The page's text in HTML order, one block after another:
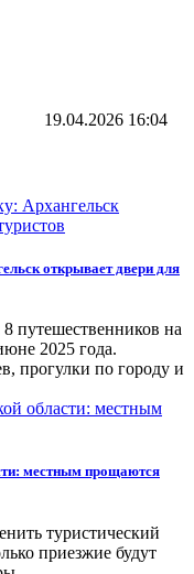
19.04.2026 16:04
открывает двери для
путешественников на
2025 года.
прогулки по городу и
местным прощаются
туристический
приезжие будут